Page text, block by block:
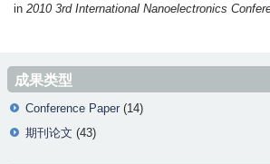
in 2010 3rd International Nanoelectronics
a
g
e
s
成果类型
Conference Paper (14)
期刊论文 (43)